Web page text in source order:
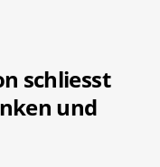
schliesst
und